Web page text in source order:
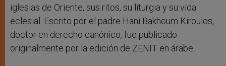
iglesias de Oriente, sus ritos, su liturgia y su vida
eclesial. Escrito por el padre Hani Bakhoum Kiroulos,
doctor en derecho canónico, fue publicado
originalmente por la edición de ZENIT en árabe.